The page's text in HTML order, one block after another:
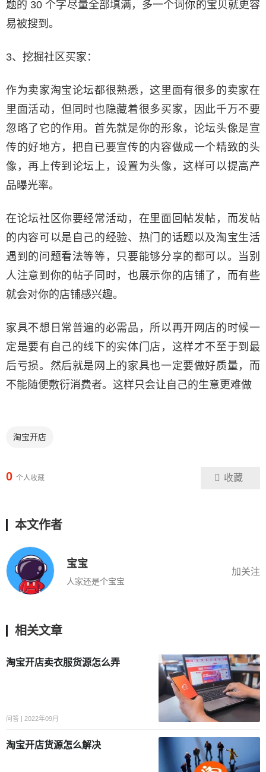
题的 30 个字尽量全部填满，多一个词你的宝贝就更容
易被搜到。
3、挖掘社区买家：
作为卖家淘宝论坛都很熟悉，这里面有很多的卖家在
里面活动，但同时也隐藏着很多买家，因此千万不要
忽略了它的作用。首先就是你的形象，论坛头像是宣
传的好地方，把自已要宣传的内容做成一个精致的头
像，再上传到论坛上，设置为头像，这样可以提高产
品曝光率。
在论坛社区你要经常活动，在里面回帖发帖，而发帖
的内容可以是自己的经验、热门的话题以及淘宝生活
遇到的问题看法等等，只要能够分享的都可以。当别
人注意到你的帖子同时，也展示你的店铺了，而有些
就会对你的店铺感兴趣。
家具不想日常普遍的必需品，所以再开网店的时候一
定是要有自己的线下的实体门店，这样才不至于到最
后亏损。然后就是网上的家具也一定要做好质量，而
不能随便敷衍消费者。这样只会让自己的生意更难做
淘宝开店
0 个人收藏 收藏
本文作者
宝宝
人家还是个宝宝
加关注
相关文章
淘宝开店卖衣服货源怎么弄
问答 | 2022年09月
淘宝开店货源怎么解决